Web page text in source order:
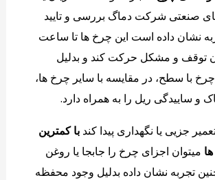
صنعتی شرکت دماگ بررسی و تایید
نشان داده است این چرخ ها تا ساعت
توقف و مشکل حرکت کند و بدلیل
با سطح، در مقایسه با سایر چرخ ها،
و ساییدگی ریل را به همراه دارد.
جزیی یا نگهداری پیدا کند با کمترین
میتوان اجزای چرخ را جابجا یا روغن
تجربه نشان داده بدلیل وجود محفظه